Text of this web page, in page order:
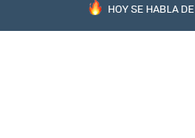
HOY SE HABLA DE